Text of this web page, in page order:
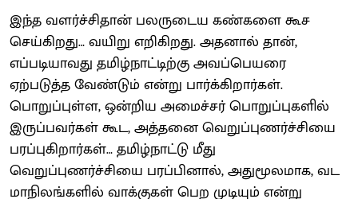
இந்த வளர்ச்சிதான் பலருடைய கண்களை கூச
செய்கிறது… வயிறு எறிகிறது. அதனால் தான்,
எப்படியாவது தமிழ்நாட்டிற்கு அவப்பெயரை
ஏற்படுத்த வேண்டும் என்று பார்க்கிறார்கள்.
பொறுப்புள்ள, ஒன்றிய அமைச்சர் பொறுப்புகளில்
இருப்பவர்கள் கூட, அத்தனை வெறுப்புணர்ச்சியை
பரப்புகிறார்கள்… தமிழ்நாட்டு மீது
வெறுப்புணர்ச்சியை பரப்பினால், அதுமூலமாக, வட
மாநிலங்களில் வாக்குகள் பெற முடியும் என்று